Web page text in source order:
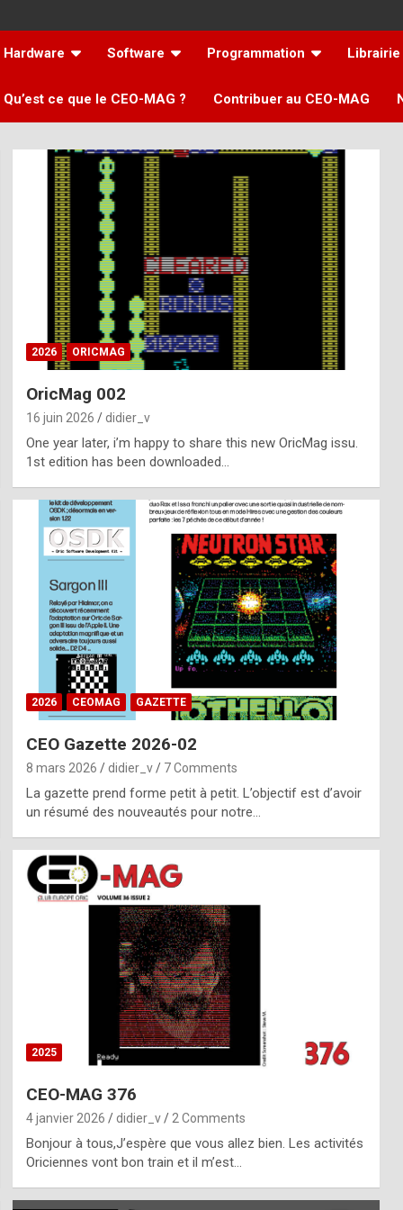
Hardware Software Programmation Librairie
Qu’est ce que le CEO-MAG ? Contribuer au CEO-MAG
2026 ORICMAG
OricMag 002
16 juin 2026 didier_v
One year later, i’m happy to share this new OricMag issu.
1st edition has been downloaded…
2026 CEOMAG GAZETTE
CEO Gazette 2026-02
8 mars 2026 didier_v 7 Comments
La gazette prend forme petit à petit. L’objectif est d’avoir
un résumé des nouveautés pour notre…
2025
CEO-MAG 376
4 janvier 2026 didier_v 2 Comments
Bonjour à tous,J’espère que vous allez bien. Les activités
Oriciennes vont bon train et il m’est…